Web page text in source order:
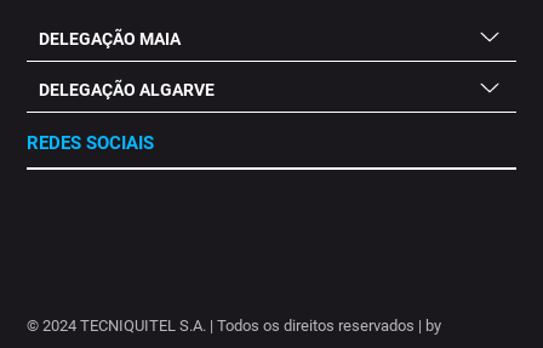
DELEGAÇÃO MAIA
DELEGAÇÃO ALGARVE
REDES SOCIAIS
© 2024 TECNIQUITEL S.A. | Todos os direitos reservados | by